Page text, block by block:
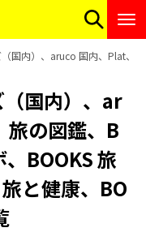
国内）、aruco 国内、Plat、
国内）、ar
の図鑑、B
BOOKS 旅
と健康、BO